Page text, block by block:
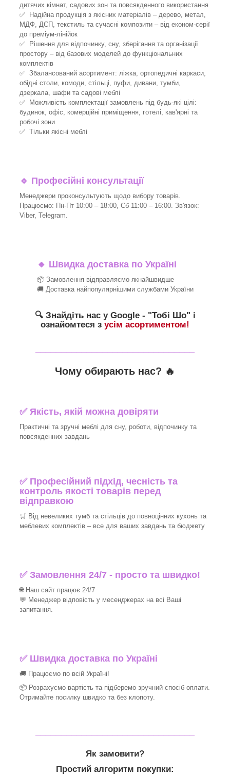
дитячих кімнат, садових зон та повсякденного використання
✅ Надійна продукція з якісних матеріалів – дерево, метал,
МДФ, ДСП, текстиль та сучасні композити – від економ-серії
до преміум-лінійок
✅ Рішення для відпочинку, сну, зберігання та організації
простору – від базових моделей до функціональних
комплектів
✅ Збалансований асортимент: ліжка, ортопедичні каркаси,
обідні столи, комоди, стільці, пуфи, дивани, тумби,
дзеркала, шафи та садові меблі
✅ Можливість комплектації замовлень під будь-які цілі:
будинок, офіс, комерційні приміщення, готелі, кав'ярні та
робочі зони
✅ Тільки якісні меблі
🔹 Професійні консультації
Менеджери проконсультують щодо вибору товарів.
Працюємо: Пн-Пт 10:00 – 18:00, Сб 11:00 – 16:00. Зв'язок:
Viber, Telegram.
🔹 Швидка доставка по Україні
📦 Замовлення відправляємо якнайшвидше
🚚 Доставка найпопулярнішими службами України
🔍 Знайдіть нас у Google - "Тобі Шо" і
ознайомтеся з усім асортиментом!
Чому обирають нас? 🔥
✅ Якість, якій можна довіряти
Практичні та зручні меблі для сну, роботи, відпочинку та
повсякденних завдань
✅ Професійний підхід, чесність та
контроль якості товарів перед
відправкою
🛒 Від невеликих тумб та стільців до повноцінних кухонь та
меблевих комплектів – все для ваших завдань та бюджету
✅ Замовлення 24/7 - просто та швидко!
🌐 Наш сайт працює 24/7
💬 Менеджер відповість у месенджерах на всі Ваші
запитання.
✅ Швидка доставка по Україні
🚚 Працюємо по всій Україні!
📦 Розрахуємо вартість та підберемо зручний спосіб оплати.
Отримайте посилку швидко та без клопоту.
Як замовити?
Простий алгоритм покупки: